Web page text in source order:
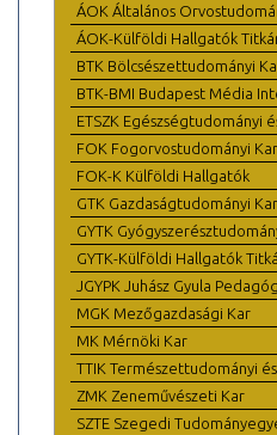
ÁOK Általános
ÁOK-Külföldi Hallgatók
BTK Bölcsészettudományi
BTK-BMI Budapest Média
ETSZK Egészségtudományi
FOK Fogorvostudományi Kar
FOK-K Külföldi Hallgatók
GTK Gazdaságtudományi Kar
GYTK
GYTK-Külföldi Hallgatók
JGYPK Juhász Gyula
MGK Mezőgazdasági Kar
MK Mérnöki Kar
TTIK Természettudományi
ZMK Zeneművészeti Kar
SZTE Szegedi